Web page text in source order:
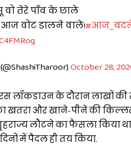
तेरे पाँव के छाले
वोट डालने वाले!
October 28,
लॉकडाउन के दौरान लाखों
खतरा और खाने-पीने की
लौटने का फैसला किया
में पैदल ही तय किया.